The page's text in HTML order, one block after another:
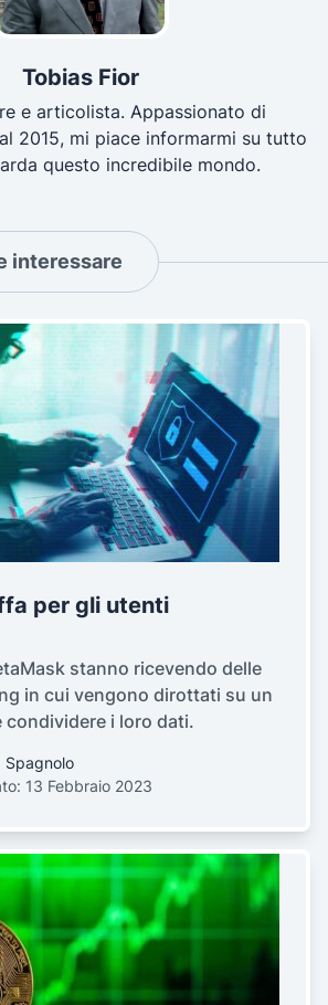
Tobias Fior
e articolista. Appassionato di
2015, mi piace informarmi su tutto
questo incredibile mondo.
interessare
per gli utenti
stanno ricevendo delle
in cui vengono dirottati su un
i loro dati.
Spagnolo
13 Febbraio 2023